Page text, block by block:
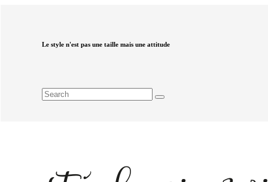
Le style n'est pas une taille mais une attitude